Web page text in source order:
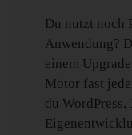
Du nutzt noch
Anwendung?
einem
Motor fast
du WordPress,